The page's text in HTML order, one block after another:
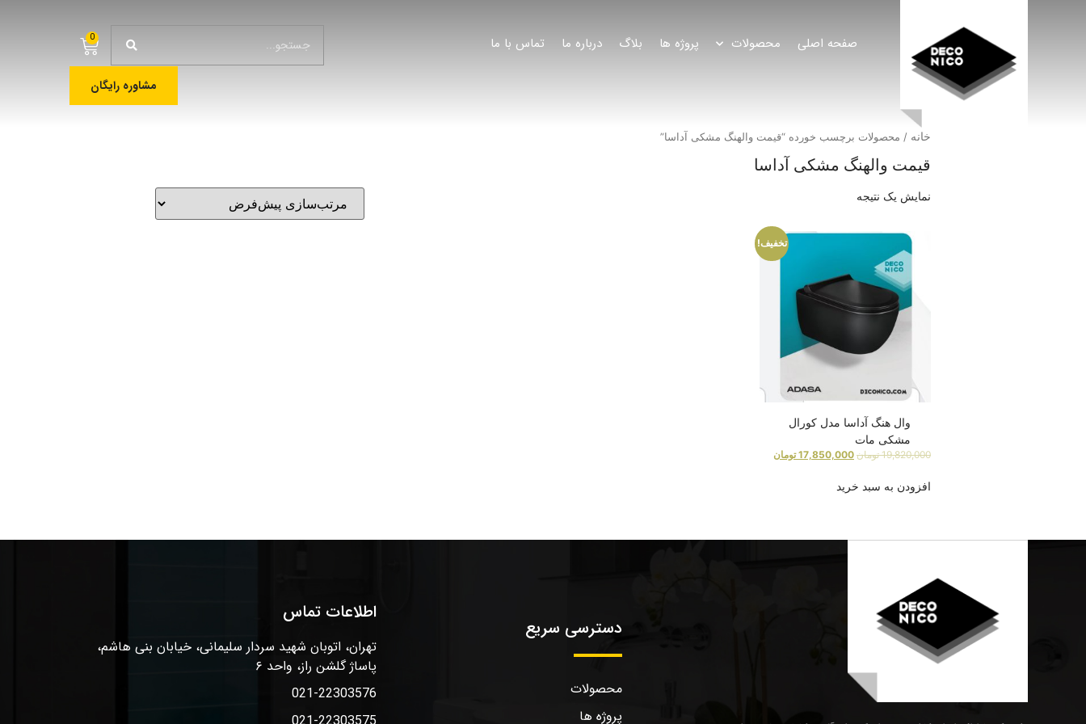
صفحه اصلی محصولات پروژه ها بلاگ درباره ما تماس با ما 0
مشاوره رایگان
خانه / محصولات برچسب خورده “قیمت والهنگ مشکی آداسا”
قیمت والهنگ مشکی آداسا
نمایش یک نتیجه
تخفیف!
وال هنگ آداسا مدل کورال
مشکی مات
19,820,000 تومان 17,850,000 تومان
افزودن به سبد خرید
دسترسی سریع
محصولات
پروژه ها
اطلاعات تماس
تهران، اتوبان شهید سردار سلیمانی، خیابان بنی هاشم،
پاساژ گلشن راز، واحد ۶
021-22303576